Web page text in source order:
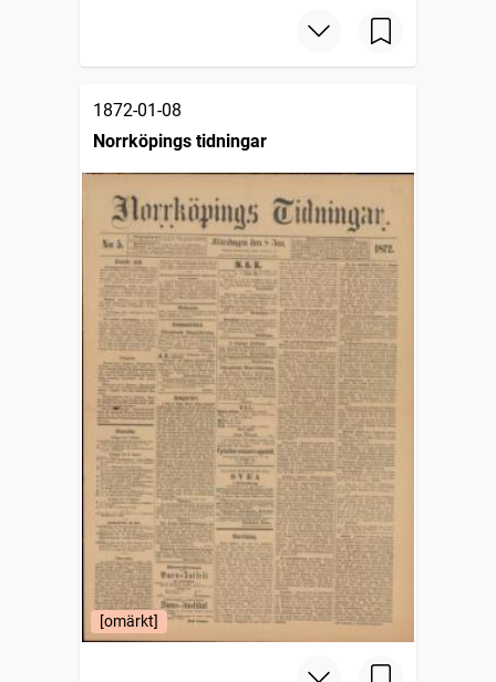
1872-01-08
Norrköpings tidningar
[omärkt]